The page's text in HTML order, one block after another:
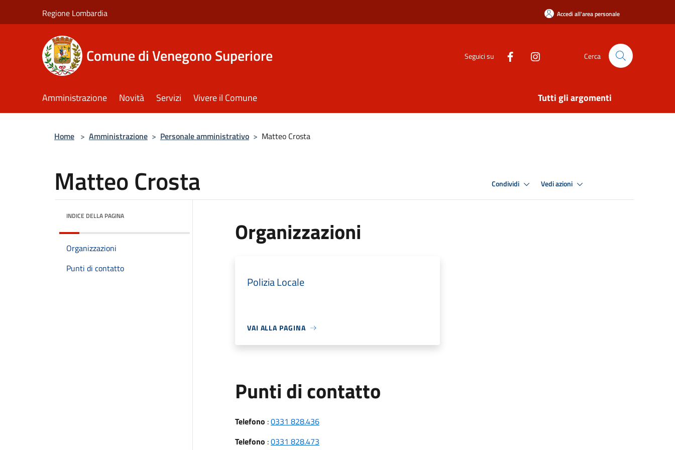
Regione Lombardia Accedi all'area personale
Comune di Venegono Superiore Seguici su Cerca
Amministrazione Novità Servizi Vivere il Comune Tutti gli argomenti
Home > Amministrazione > Personale amministrativo > Matteo Crosta
Matteo Crosta Condividi Vedi azioni
INDICE DELLA PAGINA
Organizzazioni
Punti di contatto
Organizzazioni
Polizia Locale
VAI ALLA PAGINA
Punti di contatto
Telefono :0331 828.436
Telefono :0331 828.473